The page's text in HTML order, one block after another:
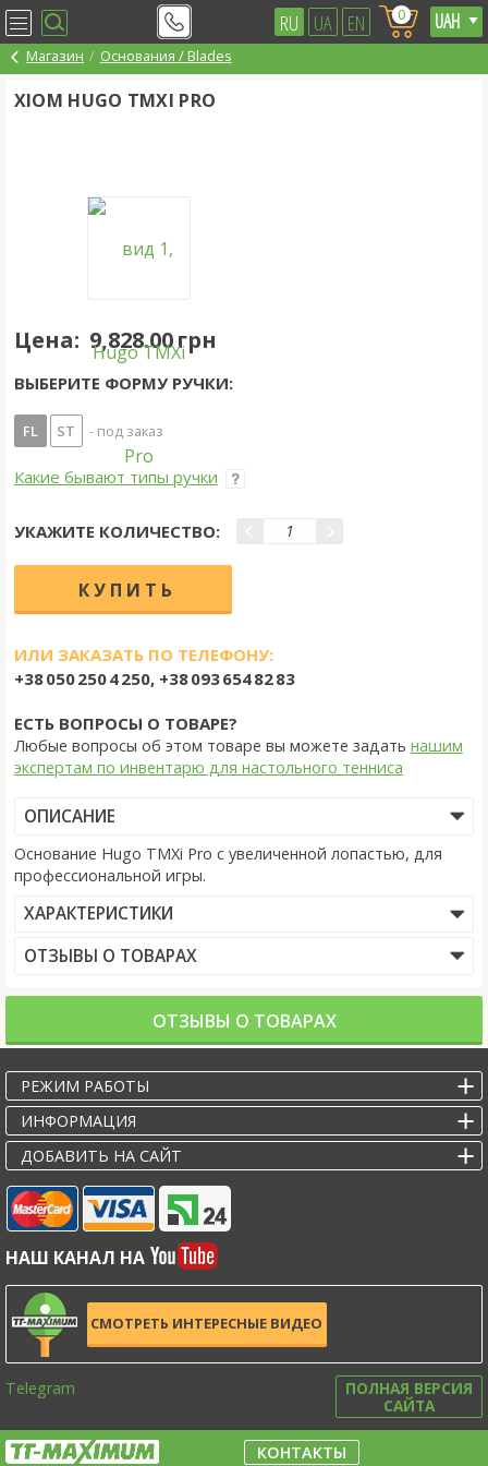
RU UA EN 0
Магазин Основания / Blades
XIOM HUGO TMXI PRO
Цена: 9,828.00 грн
ВЫБЕРИТЕ ФОРМУ РУЧКИ:
FL ST - под заказ
Какие бывают типы ручки
УКАЖИТЕ КОЛИЧЕСТВО:
ИЛИ ЗАКАЗАТЬ ПО ТЕЛЕФОНУ:
+38 050 250 4 250, +38 093 654 82 83
ЕСТЬ ВОПРОСЫ О ТОВАРЕ?
Любые вопросы об этом товаре вы можете задать нашим
экспертам по инвентарю для настольного тенниса
ОПИСАНИЕ
Основание Hugo TMXi Pro с увеличенной лопастью, для
профессиональной игры.
ХАРАКТЕРИСТИКИ
ОТЗЫВЫ О ТОВАРАХ
ОТЗЫВЫ О ТОВАРАХ
РЕЖИМ РАБОТЫ
ИНФОРМАЦИЯ
ДОБАВИТЬ НА САЙТ
НАШ КАНАЛ НА
СМОТРЕТЬ ИНТЕРЕСНЫЕ ВИДЕО
Telegram
ПОЛНАЯ ВЕРСИЯ
САЙТА
КОНТАКТЫ